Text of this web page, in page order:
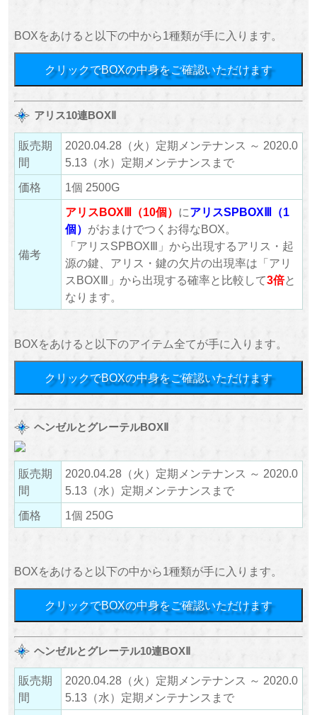
BOXをあけると以下の中から1種類が手に入ります。
クリックでBOXの中身をご確認いただけます
アリス10連BOXⅡ
販売期
間
2020.04.28（火）定期メンテナンス ～ 2020.0
5.13（水）定期メンテナンスまで
価格
1個 2500G
備考
アリスBOXⅢ（10個） にアリスSPBOXⅢ（1
個） がおまけでつくお得なBOX。
「アリスSPBOXⅢ」から出現するアリス・起
源の鍵、アリス・鍵の欠片の出現率は「アリ
スBOXⅢ」から出現する確率と比較して3倍と
なります。
BOXをあけると以下のアイテム全てが手に入ります。
クリックでBOXの中身をご確認いただけます
ヘンゼルとグレーテルBOXⅡ
販売期
間
2020.04.28（火）定期メンテナンス ～ 2020.0
5.13（水）定期メンテナンスまで
価格
1個 250G
BOXをあけると以下の中から1種類が手に入ります。
クリックでBOXの中身をご確認いただけます
ヘンゼルとグレーテル10連BOXⅡ
販売期
間
2020.04.28（火）定期メンテナンス ～ 2020.0
5.13（水）定期メンテナンスまで